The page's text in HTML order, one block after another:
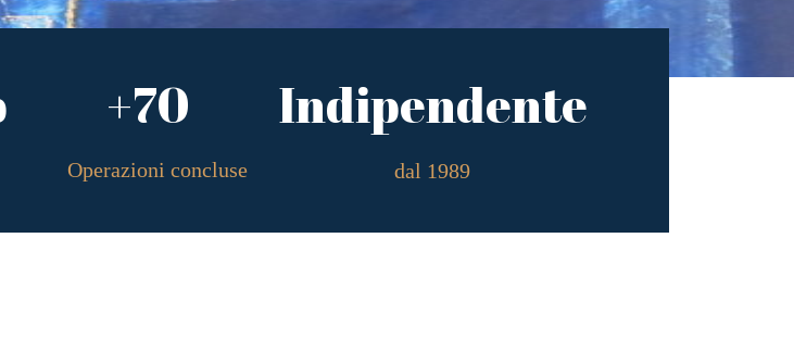
Indipendente
+70
Operazioni concluse dal 1989